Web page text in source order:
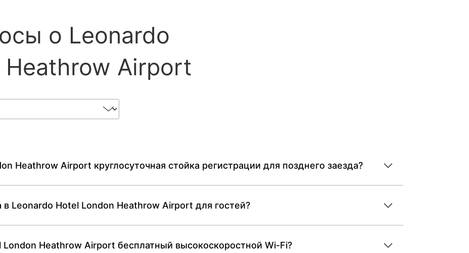
о Leonardo
Airport
Heathrow Airport круглосуточная стойка регистрации для позднего заезда?
Leonardo Hotel London Heathrow Airport для гостей?
Heathrow Airport бесплатный высокоскоростной Wi-Fi?